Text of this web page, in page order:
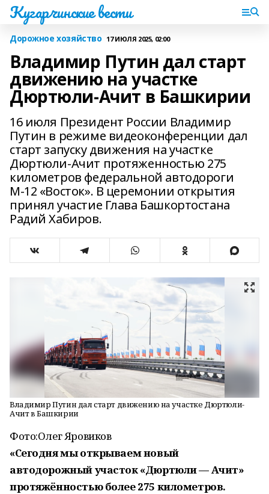
Кугарчинские вести
Дорожное хозяйство 17 ИЮЛЯ 2025, 02:00
Владимир Путин дал старт
движению на участке
Дюртюли-Ачит в Башкирии
16 июля Президент России Владимир
Путин в режиме видеоконференции дал
старт запуску движения на участке
Дюртюли-Ачит протяженностью 275
километров федеральной автодороги
М-12 «Восток». В церемонии открытия
принял участие Глава Башкортостана
Радий Хабиров.
Владимир Путин дал старт движению на участке Дюртюли-
Ачит в Башкирии
Фото:Олег Яровиков
«Сегодня мы открываем новый
автодорожный участок «Дюртюли — Ачит»
протяжённостью более 275 километров.